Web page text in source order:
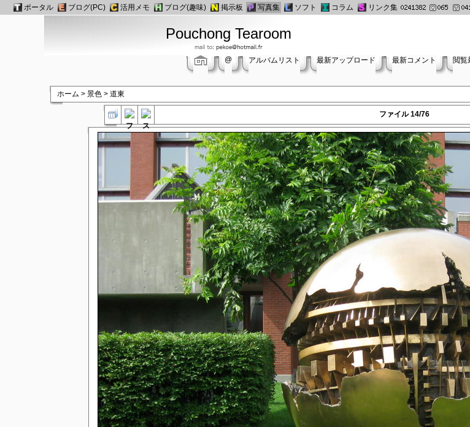
Pouchong Tearoom
@ アルバムリスト 最新アップロード 最新コメント 閲覧
ホーム > 景色 > 道東
ファイル 14/76
ポータル ブログ(PC) 活用メモ ブログ(趣味) 掲示板 写真集 ソフト コラム リンク集